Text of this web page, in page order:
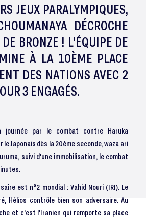
JEUX PARALYMPIQUES,
DÉCROCHE
BRONZE ! L'ÉQUIPE DE
À LA 10ÈME PLACE
DES NATIONS AVEC 2
3 ENGAGÉS.
journée par le combat contre Haruka
le Japonais dès la 20ème seconde, waza ari
suivi d'une immobilisation, le combat
est n°2 mondial : Vahid Nouri (IRI). Le
Hélios contrôle bien son adversaire. Au
et c'est l'Iranien qui remporte sa place